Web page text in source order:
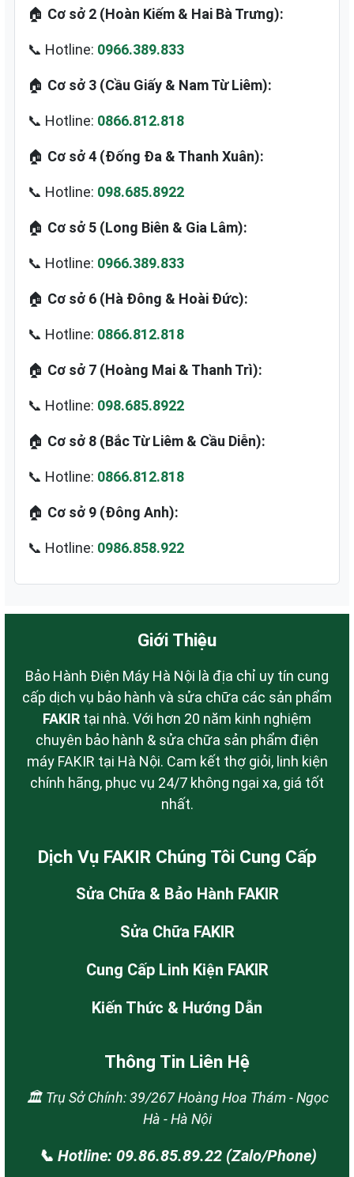
🏠 Cơ sở 2 (Hoàn Kiếm & Hai Bà Trưng):
📞 Hotline: 0966.389.833
🏠 Cơ sở 3 (Cầu Giấy & Nam Từ Liêm):
📞 Hotline: 0866.812.818
🏠 Cơ sở 4 (Đống Đa & Thanh Xuân):
📞 Hotline: 098.685.8922
🏠 Cơ sở 5 (Long Biên & Gia Lâm):
📞 Hotline: 0966.389.833
🏠 Cơ sở 6 (Hà Đông & Hoài Đức):
📞 Hotline: 0866.812.818
🏠 Cơ sở 7 (Hoàng Mai & Thanh Trì):
📞 Hotline: 098.685.8922
🏠 Cơ sở 8 (Bắc Từ Liêm & Cầu Diễn):
📞 Hotline: 0866.812.818
🏠 Cơ sở 9 (Đông Anh):
📞 Hotline: 0986.858.922
Giới Thiệu
Bảo Hành Điện Máy Hà Nội là địa chỉ uy tín cung
cấp dịch vụ bảo hành và sửa chữa các sản phẩm
FAKIR tại nhà. Với hơn 20 năm kinh nghiệm
chuyên bảo hành & sửa chữa sản phẩm điện
máy FAKIR tại Hà Nội. Cam kết thợ giỏi, linh kiện
chính hãng, phục vụ 24/7 không ngại xa, giá tốt
nhất.
Dịch Vụ FAKIR Chúng Tôi Cung Cấp
Sửa Chữa & Bảo Hành FAKIR
Sửa Chữa FAKIR
Cung Cấp Linh Kiện FAKIR
Kiến Thức & Hướng Dẫn
Thông Tin Liên Hệ
🏛️ Trụ Sở Chính: 39/267 Hoàng Hoa Thám - Ngọc
Hà - Hà Nội
📞 Hotline: 09.86.85.89.22 (Zalo/Phone)